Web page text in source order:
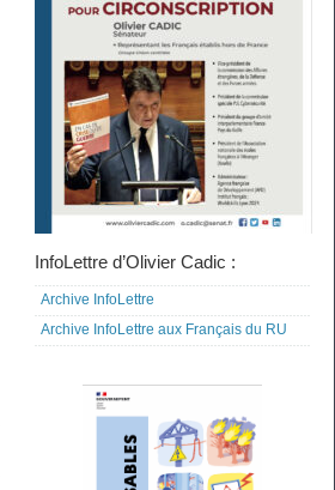
InfoLettre d’Olivier Cadic :
Archive InfoLettre
Archive InfoLettre aux Français du RU